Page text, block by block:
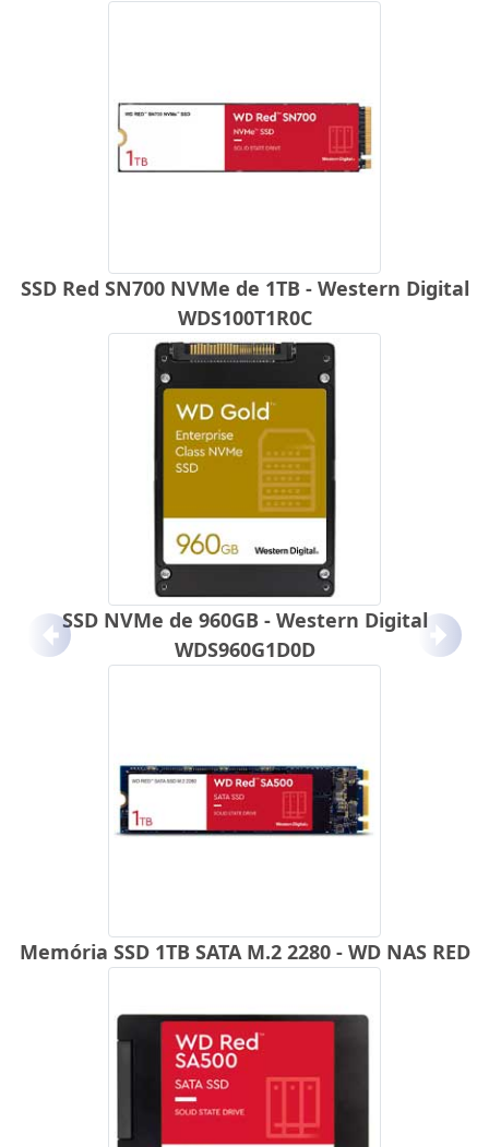
SSD Red SN700 NVMe de 1TB - Western Digital
WDS100T1R0C
SSD NVMe de 960GB - Western Digital
WDS960G1D0D
Memória SSD 1TB SATA M.2 2280 - WD NAS RED
Anterior